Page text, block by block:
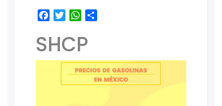
Facebook
TwitterWhatsApp
SHCP